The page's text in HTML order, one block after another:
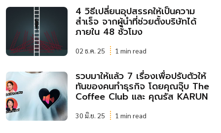
4 วิธีเปลี่ยนอุปสรรคให้เป็นความ
สำเร็จ จากผู้นำที่ช่วยตั้งบริษัทได้
ภายใน 48 ชั่วโมง
02 ธ.ค. 25 1 min read
รวบมาให้แล้ว 7 เรื่องเพื่อปรับตัวให้
ทันของคนทำธุรกิจ โดยคุณจุ๊บ The
Coffee Club และ คุณรัส KARUN
30 มิ.ย. 25 1 min read